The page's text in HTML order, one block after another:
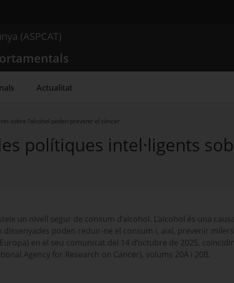
(ASPCAT)
Actualitat
sobre l’alcohol poden prevenir el càncer
polítiques intel·ligents
un nivell segur de consum d’alcohol. L’alcohol és una
poden reduir-ne el consum i, així, prevenir
en el seu comunicat del 14 d’octubre de 2025,
Agency for Research on Cancer), volums 20A i 20B.